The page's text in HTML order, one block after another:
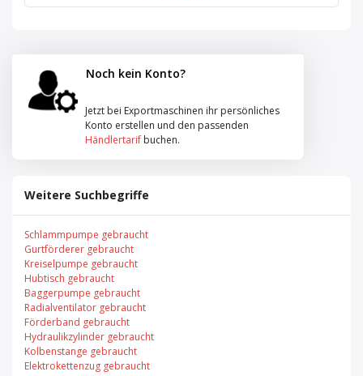
Noch kein Konto?
Jetzt bei Exportmaschinen ihr persönliches
Konto erstellen und den passenden
Händlertarif buchen.
Weitere Suchbegriffe
Schlammpumpe gebraucht
Gurtförderer gebraucht
Kreiselpumpe gebraucht
Hubtisch gebraucht
Baggerpumpe gebraucht
Radialventilator gebraucht
Förderband gebraucht
Hydraulikzylinder gebraucht
Kolbenstange gebraucht
Elektrokettenzug gebraucht